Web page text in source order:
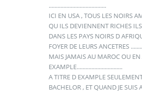
.......................................
ICI EN USA , TOUS LES NOIRS
QU ILS DEVIENNENT RICHES
DANS LES PAYS NOIRS D
FOYER DE LEURS ANCETRES
MAIS JAMAIS AU MAROC OU EN
EXAMPLE...............................
A TITRE D EXAMPLE
BACHELOR , ET QUAND JE SUIS